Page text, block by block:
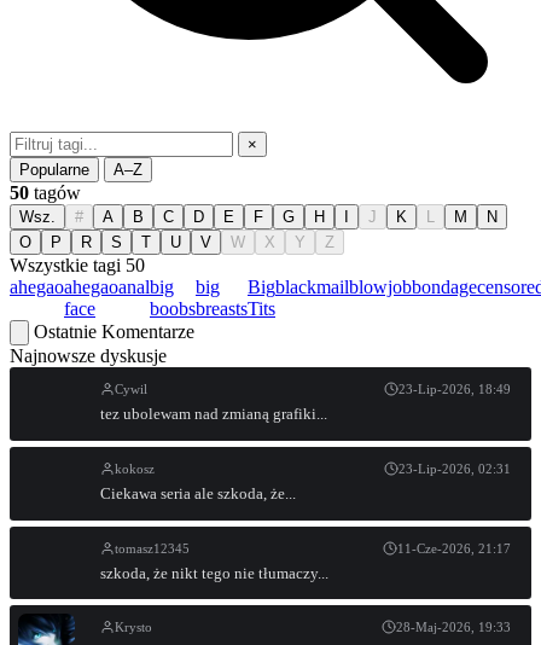
×
Popularne
A–Z
50 tagów
Wsz. # A B C D E F G H J K L M
N
O
P R S T U V W X Y Z
Wszystkie tagi 50
ahegaoahegao
face
analbig
boobs
big
breasts
Big
Tits
blackmailblowjobbondage
Ostatnie Komentarze
Najnowsze dyskusje
Cywil 23-Lip-2026, 18:49
tez ubolewam nad zmianą grafiki...
kokosz 23-Lip-2026, 02:31
Ciekawa seria ale szkoda, że...
tomasz12345 11-Cze-2026, 21:17
szkoda, że nikt tego nie tłumaczy...
Krysto 28-Maj-2026, 19:33